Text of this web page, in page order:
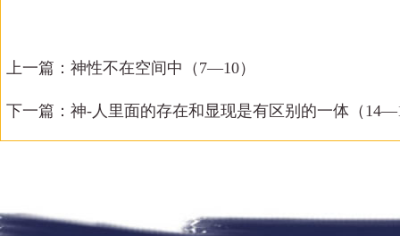
上一篇： 神性不在空间中（7—10）
下一篇： 神-人里面的存在和显现是有区别的一体（